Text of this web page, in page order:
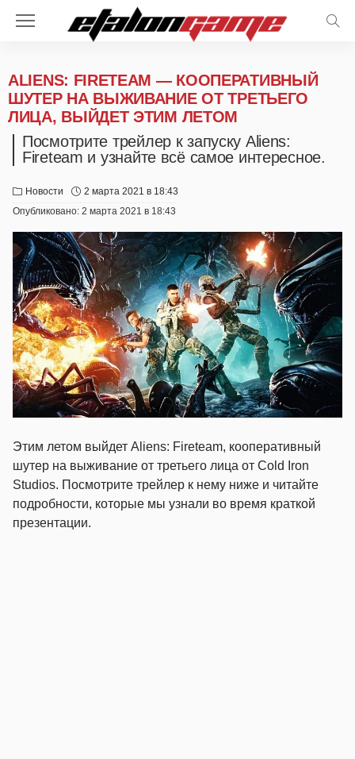
ALIENS: FIRETEAM — КООПЕРАТИВНЫЙ
ШУТЕР НА ВЫЖИВАНИЕ ОТ ТРЕТЬЕГО
ЛИЦА, ВЫЙДЕТ ЭТИМ ЛЕТОМ
Посмотрите трейлер к запуску Aliens:
Fireteam и узнайте всё самое интересное.
Новости
2 марта 2021 в 18:43
Опубликовано: 2 марта 2021 в 18:43
Этим летом выйдет Aliens: Fireteam, кооперативный
шутер на выживание от третьего лица от Cold Iron
Studios. Посмотрите трейлер к нему ниже и читайте
подробности, которые мы узнали во время краткой
презентации.